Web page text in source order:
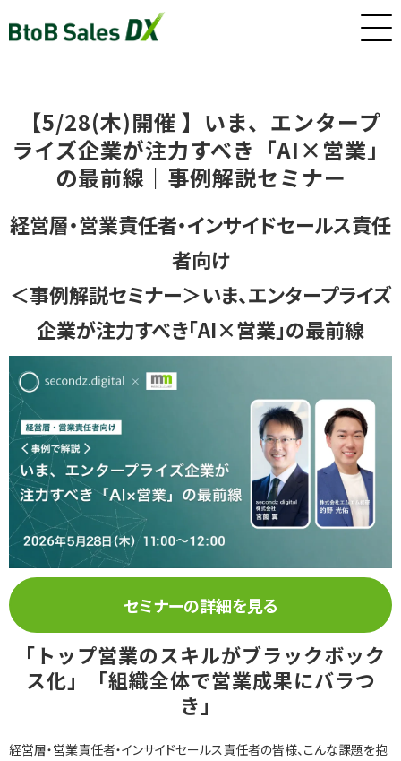
サービス
インサイドセールス/カスタマーサクセス早期戦力化人材（派
遣/準委任）
新卒・若手向けインサイドセールス研修・トレーニング
インサイドセールス 改善伴走プログラム
インサイドセールスBPO（業務委託/アウトソーシング）
インサイドセールスセルフマネジメント支援ツール（KPI・進
捗可視化）
ナーチャリングコンテンツ内製化支援（資料・動画）
BtoBマーケティング基礎研修（ゲーム体験型）
【5/28(木)開催 】いま、エンタープ
ライズ企業が注力すべき「AI×営業」
の最前線｜事例解説セミナー
経営層・営業責任者・インサイドセールス責任
者向け
＜事例解説セミナー＞いま、エンタープライズ
企業が注力すべき「AI×営業」の最前線
セミナーの詳細を見る
「トップ営業のスキルがブラックボック
ス化」「組織全体で営業成果にバラつ
き」
経営層・営業責任者・インサイドセールス責任者の皆様、こんな課題を抱